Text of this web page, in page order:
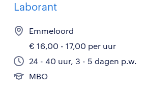
Laborant
Emmeloord
€ 16,00 - 17,00 per uur
24 - 40 uur, 3 - 5 dagen p.w.
MBO